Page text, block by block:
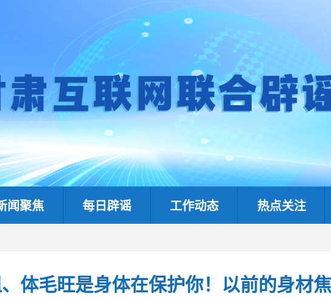
闻聚焦 每日辟谣 工作动态 热点关注
体毛旺是身体在保护你！以前的身材焦